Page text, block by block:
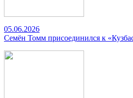
05.06.2026
Семён Томм присоединился к